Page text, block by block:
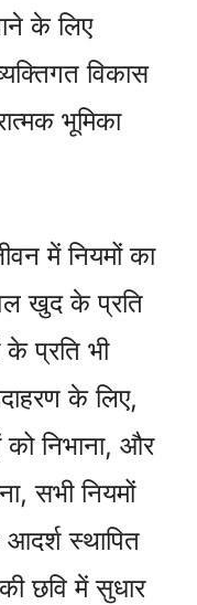
के लिए
विकास
भूमिका
में नियमों का
खुद के प्रति
के प्रति भी
के लिए,
को निभाना, और
सभी नियमों
स्थापित
छवि में सुधार